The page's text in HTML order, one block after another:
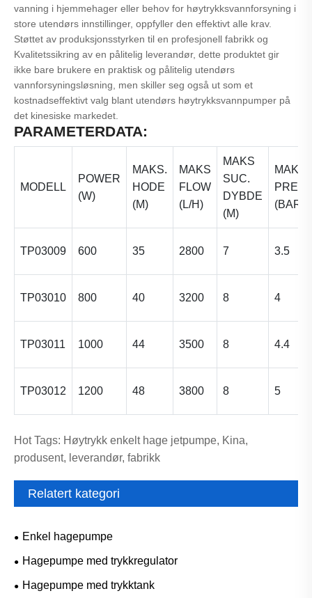
vanning i hjemmehager eller behov for høytrykksvannforsyning i
store utendørs innstillinger, oppfyller den effektivt alle krav.
Støttet av produksjonsstyrken til en profesjonell fabrikk og
Kvalitetssikring av en pålitelig leverandør, dette produktet gir
ikke bare brukere en praktisk og pålitelig utendørs
vannforsyningsløsning, men skiller seg også ut som et
kostnadseffektivt valg blant utendørs høytrykksvannpumper på
det kinesiske markedet.
PARAMETERDATA:
MODELL
POWER
(W)
MAKS.
HODE
(M)
MAKS
FLOW
(L/H)
MAKS
SUC.
DYBDE
(M)
MAKS
PRE.
(BAR)
TP03009 600 35 2800 7 3.5
TP03010 800 40 3200 8 4
TP03011 1000 44 3500 8 4.4
TP03012 1200 48 3800 8 5
Hot Tags: Høytrykk enkelt hage jetpumpe, Kina,
produsent, leverandør, fabrikk
Relatert kategori
Enkel hagepumpe
Hagepumpe med trykkregulator
Hagepumpe med trykktank